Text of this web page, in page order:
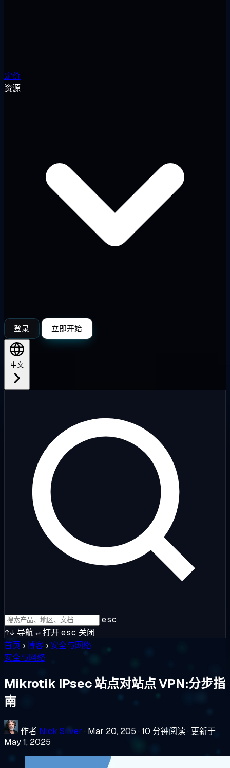
定价
资源
登录 立即开始
中文
esc
↑↓ 导航↵打开esc 关闭
首页 ›博客 › 安全与网络
安全与网络
Mikrotik IPsec 站点对站点 VPN:分步指
南
作者 Nick Silver · Mar 20, 205 ·10 分钟阅读· 更新于
May 1, 2025